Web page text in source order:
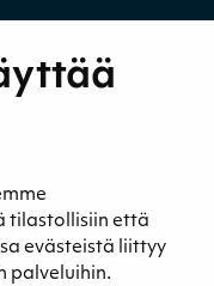
tilastollisiin että
evästeistä liittyy
palveluihin.